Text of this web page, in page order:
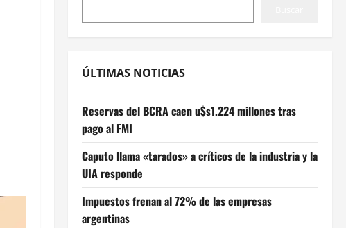
ÚLTIMAS NOTICIAS
Reservas del BCRA caen u$s1.224 millones tras
pago al FMI
Caputo llama «tarados» a críticos de la industria y la
UIA responde
Impuestos frenan al 72% de las empresas
argentinas